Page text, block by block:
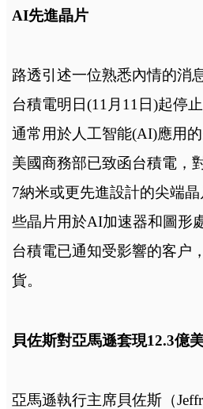
AI先進晶片
路透引述一位熟悉內情的消
台積電明日(11月11日)起停
通常用於人工智能(AI)應用
美國商務部已致函台積電，
7納米或更先進設計的尖端
些晶片用於AI加速器和圖形
台積電已通知受影響的客户
貨。
貝佐斯對亞馬遜套現12.3億
亞馬遜執行主席貝佐斯（